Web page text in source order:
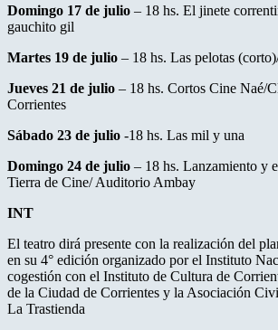
Domingo 17 de julio – 18 hs. El jinete
gauchito gil
Martes 19 de julio – 18 hs. Las pelotas
Jueves 21 de julio – 18 hs. Cortos Cine Naé/
Corrientes
Sábado 23 de julio -18 hs. Las mil y una
Domingo 24 de julio – 18 hs. Lanzamiento y
Tierra de Cine/ Auditorio Ambay
INT
El teatro dirá presente con la realización del
en su 4° edición organizado por el Instituto
cogestión con el Instituto de Cultura de
de la Ciudad de Corrientes y la Asociación
La Trastienda